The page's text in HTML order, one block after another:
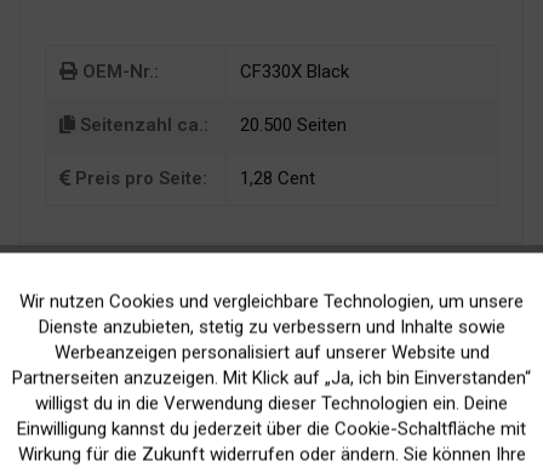
OEM-Nr.: CF330X Black
Seitenzahl ca.: 20.500 Seiten
Preis pro Seite: 1,28 Cent
Kein Verlust der
Druckergarantie
Versand innerhalb von
24H*
Funktionale Aktiv
Marketing Inaktiv
Tracking Inaktiv
Wir nutzen Cookies und vergleichbare Technologien, um unsere
Dienste anzubieten, stetig zu verbessern und Inhalte sowie
Werbeanzeigen personalisiert auf unserer Website und
Partnerseiten anzuzeigen. Mit Klick auf „Ja, ich bin Einverstanden“
willigst du in die Verwendung dieser Technologien ein. Deine
Einwilligung kannst du jederzeit über die Cookie-Schaltfläche mit
Wirkung für die Zukunft widerrufen oder ändern. Sie können Ihre